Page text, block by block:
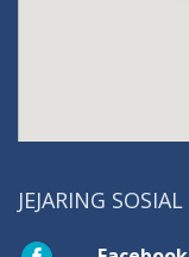
JEJARING SOSIAL